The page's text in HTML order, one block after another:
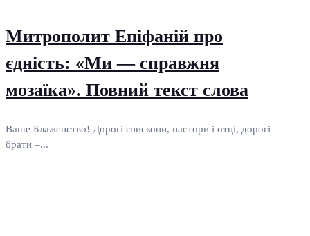
Митрополит Епіфаній про
єдність: «Ми — справжня
мозаїка». Повний текст слова
Ваше Блаженство! Дорогі єпископи, пастори і отці, дорогі
брати –...